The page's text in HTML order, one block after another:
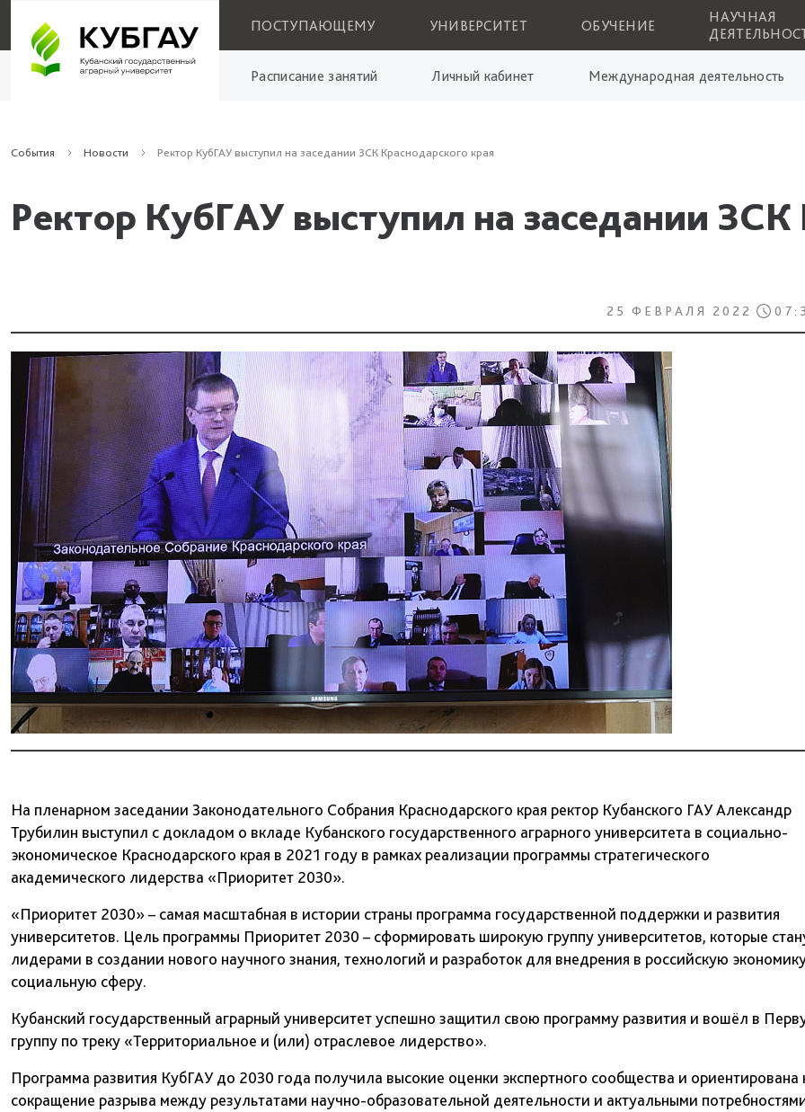
ПОСТУПАЮЩЕМУ УНИВЕРСИТЕТ ОБУЧЕНИЕ
НАУЧНАЯ
Расписание занятий Личный кабинет Международная деятельность
События Новости Ректор КубГАУ выступил на заседании ЗСК Краснодарского края
Ректор КубГАУ выступил на заседании ЗСК
25 ФЕВРАЛЯ 2022
На пленарном заседании Законодательного Собрания Краснодарского края ректор Кубанского ГАУ Александр
Трубилин выступил с докладом о вкладе Кубанского государственного аграрного университета в социально-
экономическое Краснодарского края в 2021 году в рамках реализации программы стратегического
академического лидерства «Приоритет 2030».
«Приоритет 2030» – самая масштабная в истории страны программа государственной поддержки и развития
университетов. Цель программы Приоритет 2030 – сформировать широкую группу университетов, которые
лидерами в создании нового научного знания, технологий и разработок для внедрения в российскую
социальную сферу.
Кубанский государственный аграрный университет успешно защитил свою программу развития и вошёл в
группу по треку «Территориальное и (или) отраслевое лидерство».
Программа развития КубГАУ до 2030 года получила высокие оценки экспертного сообщества и ориентирована
сокращение разрыва между результатами научно-образовательной деятельности и актуальными